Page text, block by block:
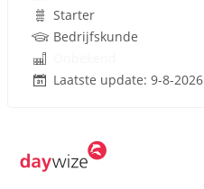
Starter
Bedrijfskunde
Laatste update: 9-8-2026